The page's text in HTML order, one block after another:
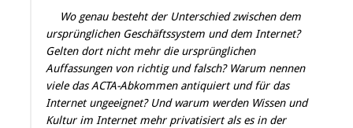
Wo genau besteht der Unterschied zwischen dem
ursprünglichen Geschäftssystem und dem Internet?
Gelten dort nicht mehr die ursprünglichen
Auffassungen von richtig und falsch? Warum nennen
viele das ACTA-Abkommen antiquiert und für das
Internet ungeeignet? Und warum werden Wissen und
Kultur im Internet mehr privatisiert als es in der